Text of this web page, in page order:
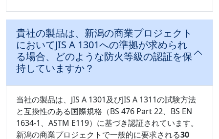
貴社の製品は、新潟の商業プロジェクト
においてJIS A 1301への準拠が求められ
る場合、どのような防火等級の認証を保
持していますか？
当社の製品は、JIS A 1301及びJIS A 1311の試験方法
と互換性のある国際規格（BS 476 Part 22、BS EN
1634-1、ASTM E119）に基づき認証されています。
新潟の商業プロジェクトで一般的に要求される30